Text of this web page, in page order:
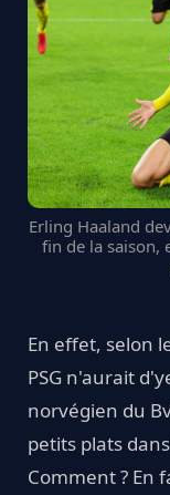
Erling Haaland
fin de la saison,
En effet, selon
PSG n'aurait
norvégien du
petits plats
Comment ? En